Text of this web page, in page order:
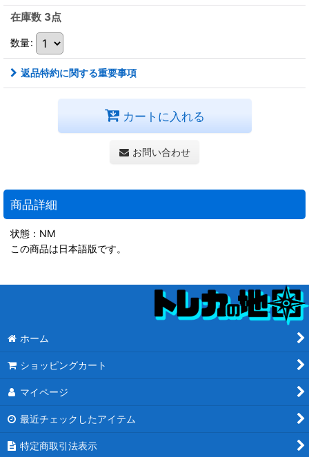
在庫数 3点
数量:
返品特約に関する重要事項
カートに入れる
お問い合わせ
商品詳細
状態：NM
この商品は日本語版です。
ホーム
ショッピングカート
マイページ
最近チェックしたアイテム
特定商取引法表示